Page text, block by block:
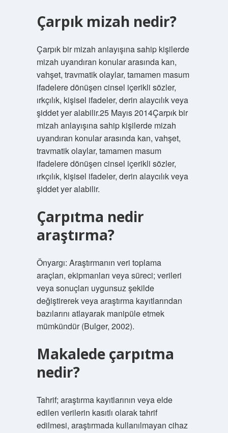
Çarpık mizah nedir?
Çarpık bir mizah anlayışına sahip kişilerde
mizah uyandıran konular arasında kan,
vahşet, travmatik olaylar, tamamen masum
ifadelere dönüşen cinsel içerikli sözler,
ırkçılık, kişisel ifadeler, derin alaycılık veya
şiddet yer alabilir.25 Mayıs 2014Çarpık bir
mizah anlayışına sahip kişilerde mizah
uyandıran konular arasında kan, vahşet,
travmatik olaylar, tamamen masum
ifadelere dönüşen cinsel içerikli sözler,
ırkçılık, kişisel ifadeler, derin alaycılık veya
şiddet yer alabilir.
Çarpıtma nedir
araştırma?
Önyargı: Araştırmanın veri toplama
araçları, ekipmanları veya süreci; verileri
veya sonuçları uygunsuz şekilde
değiştirerek veya araştırma kayıtlarından
bazılarını atlayarak manipüle etmek
mümkündür (Bulger, 2002).
Makalede çarpıtma
nedir?
Tahrif; araştırma kayıtlarının veya elde
edilen verilerin kasıtlı olarak tahrif
edilmesi, araştırmada kullanılmayan cihaz